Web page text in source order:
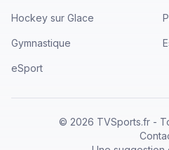
Hockey sur Glace
Gymnastique
eSport
© 2026 TVSports.fr -